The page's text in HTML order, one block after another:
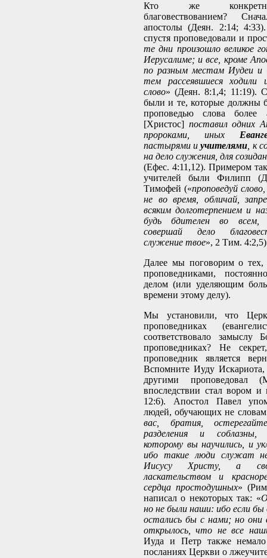
Кто же
благовествованием?
апостолы (Деян. 2:14;
спустя проповедовали и
те дни произошло великое
Иерусалиме; и все, кроме
по разным местам Иудеи
тем рассеявшиеся ходили
слово» (Деян. 8:1,4; 11:19).
были и те, которые должны
проповедью слова более
[Христос] поставил одних
пророками, иных
пастырями иучителями , к
на дело служения, для
(Ефес. 4:11,12). Примером
учителей были Филипп
Тимофей («проповедуй
не во время, обличай,
всяким долготерпением и
будь бдителен во всем,
совершай дело
служение твое», 2 Тим.
Далее мы поговорим о тех,
проповедниками,
делом (или уделяющим бо
времени этому делу).
Мы установили, что
проповедниках
соответствовало
проповедниках? Не
проповедник является
Вспомните Иуду
другими проповедовал
впоследствии стал вором и
12:6). Апостол Павел
людей, обучающих не
вас, братия,
разделения и соблазны,
которому вы научились, и
ибо такие люди служат
Иисусу Христу, а
ласкательством и
сердца простодушных»
написал о некоторых так: «
но не были наши: ибо если
остались бы с нами; но они
открылось, что не все
Иуда и Петр также
посланиях Церкви о